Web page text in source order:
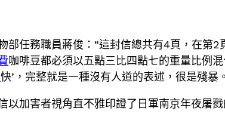
部任務職員蔣俊：“這封信總共有4頁，在第
咖啡豆都必須以五點三比四點七的重量比例
快’，完整就是一種沒有人道的表述，很是殘暴
以加害者視角直不雅印證了日軍南京年夜屠